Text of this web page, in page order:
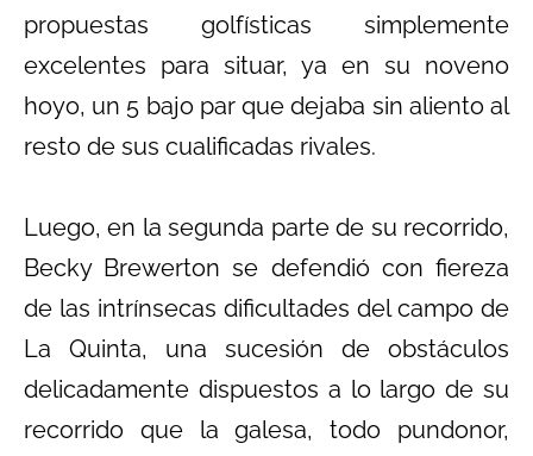
propuestas golfísticas simplemente
excelentes para situar, ya en su noveno
hoyo, un 5 bajo par que dejaba sin aliento al
resto de sus cualificadas rivales.
Luego, en la segunda parte de su recorrido,
Becky Brewerton se defendió con fiereza
de las intrínsecas dificultades del campo de
La Quinta, una sucesión de obstáculos
delicadamente dispuestos a lo largo de su
recorrido que la galesa, todo pundonor,